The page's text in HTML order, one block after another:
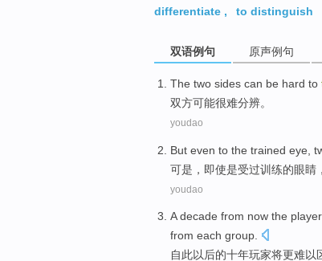
differentiate , to distinguish
双语例句 原声例句
The two sides can be hard to
双方可能很难分辨。
youdao
But even to the trained eye
可是 ， 即使是受过训练的眼睛
youdao
Adecade from now the
from each group.
自此以后的十年玩家将更难以